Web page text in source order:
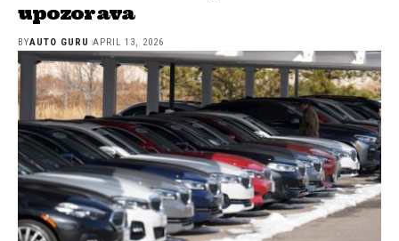
upozorava
BYAUTO GURU APRIL 13, 2026